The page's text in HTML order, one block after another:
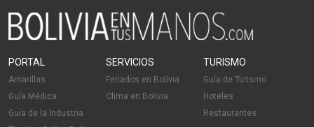
PORTAL
Amarillas
Guía Médica
Guía de la Industria
SERVICIOS
Feriados en Bolivia
Clima en Bolivia
TURISMO
Guía de Turismo
Hoteles
Restaurantes